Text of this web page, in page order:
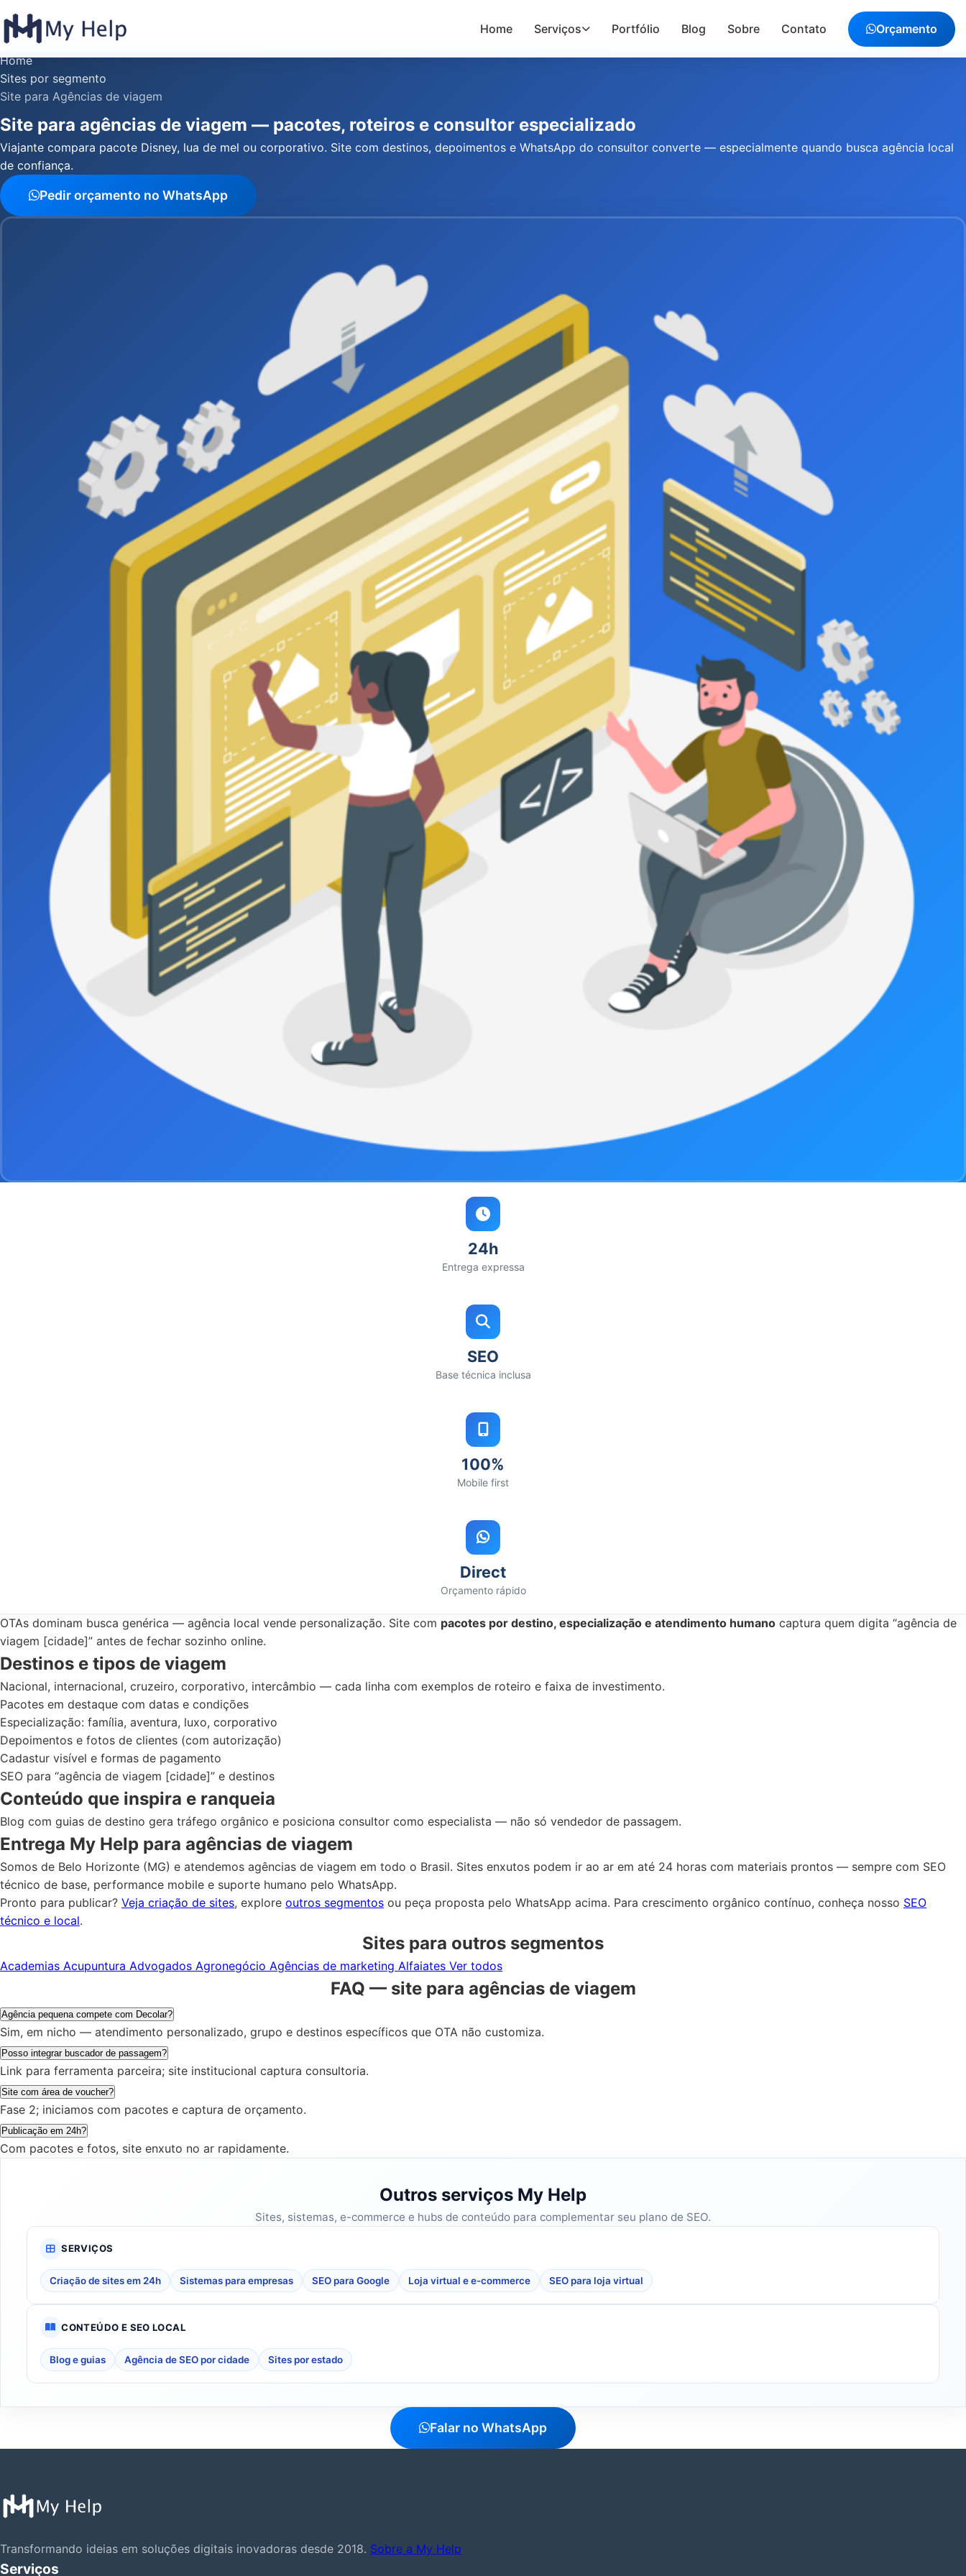
Home Serviços Portfólio Blog Sobre Contato Orçamento
Home
Sites por segmento
Site para Agências de viagem
Site para agências de viagem — pacotes, roteiros e consultor especializado
Viajante compara pacote Disney, lua de mel ou corporativo. Site com destinos, depoimentos e WhatsApp do consultor converte — especialmente quando busca agência local
de confiança.
Pedir orçamento no WhatsApp
24h
Entrega expressa
SEO
Base técnica inclusa
100%
Mobile first
Direct
Orçamento rápido
OTAs dominam busca genérica — agência local vende personalização. Site com pacotes por destino, especialização e atendimento humano captura quem digita “agência de
viagem [cidade]” antes de fechar sozinho online.
Destinos e tipos de viagem
Nacional, internacional, cruzeiro, corporativo, intercâmbio — cada linha com exemplos de roteiro e faixa de investimento.
Pacotes em destaque com datas e condições
Especialização: família, aventura, luxo, corporativo
Depoimentos e fotos de clientes (com autorização)
Cadastur visível e formas de pagamento
SEO para “agência de viagem [cidade]” e destinos
Conteúdo que inspira e ranqueia
Blog com guias de destino gera tráfego orgânico e posiciona consultor como especialista — não só vendedor de passagem.
Entrega My Help para agências de viagem
Somos de Belo Horizonte (MG) e atendemos agências de viagem em todo o Brasil. Sites enxutos podem ir ao ar em até 24 horas com materiais prontos — sempre com SEO
técnico de base, performance mobile e suporte humano pelo WhatsApp.
Pronto para publicar? Veja criação de sites, explore outros segmentos ou peça proposta pelo WhatsApp acima. Para crescimento orgânico contínuo, conheça nosso SEO
técnico e local.
Sites para outros segmentos
Academias Acupuntura Advogados Agronegócio Agências de marketing Alfaiates Ver todos
FAQ — site para agências de viagem
Agência pequena compete com Decolar?
Sim, em nicho — atendimento personalizado, grupo e destinos específicos que OTA não customiza.
Posso integrar buscador de passagem?
Link para ferramenta parceira; site institucional captura consultoria.
Site com área de voucher?
Fase 2; iniciamos com pacotes e captura de orçamento.
Publicação em 24h?
Com pacotes e fotos, site enxuto no ar rapidamente.
Outros serviços My Help
Sites, sistemas, e-commerce e hubs de conteúdo para complementar seu plano de SEO.
SERVIÇOS
Criação de sites em 24h Sistemas para empresas SEO para Google Loja virtual e e-commerce SEO para loja virtual
CONTEÚDO E SEO LOCAL
Blog e guias Agência de SEO por cidade Sites por estado
Falar no WhatsApp
Transformando ideias em soluções digitais inovadoras desde 2018. Sobre a My Help
Serviços